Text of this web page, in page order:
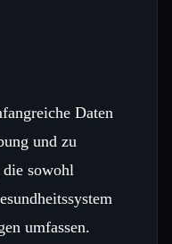
Daten
und zu
die sowohl
umfassen.